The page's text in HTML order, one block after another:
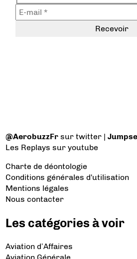
@AerobuzzFr sur twitter |
Les Replays sur youtube
Charte de déontologie
Conditions générales d'utilisation
Mentions légales
Nous contacter
Les catégories à voir
Aviation d’Affaires
Aviation Générale